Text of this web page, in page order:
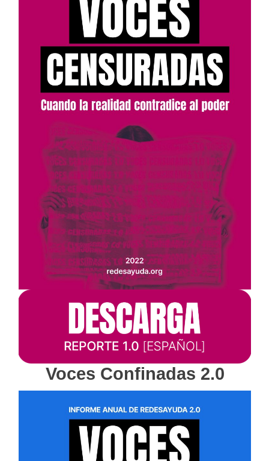
Voces Confinadas 2.0